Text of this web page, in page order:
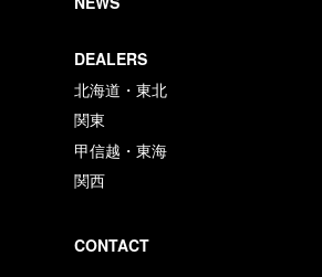
DEALERS
北海道・東北
関東
甲信越・東海
関西
CONTACT